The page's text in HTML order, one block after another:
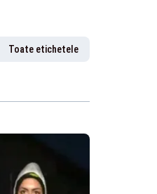
Toate etichetele